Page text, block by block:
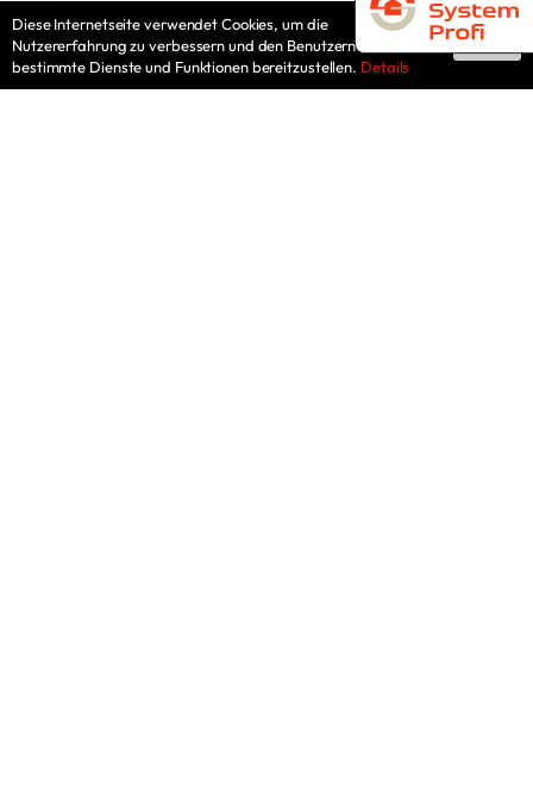
Diese Internetseite verwendet Cookies, um die
Nutzererfahrung zu verbessern und den Benutzern
bestimmte Dienste und Funktionen bereitzustellen. Details
Ok